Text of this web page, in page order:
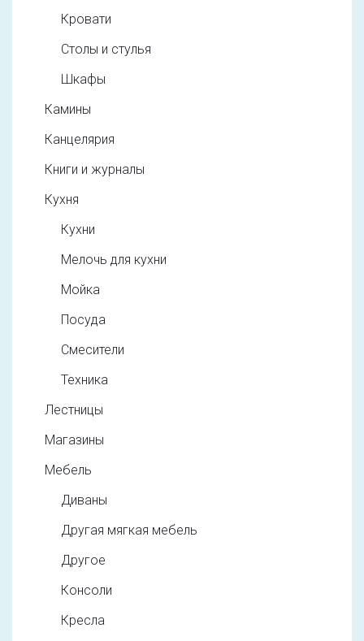
Кровати
Столы и стулья
Шкафы
Камины
Канцелярия
Книги и журналы
Кухня
Кухни
Мелочь для кухни
Мойка
Посуда
Смесители
Техника
Лестницы
Магазины
Мебель
Диваны
Другая мягкая мебель
Другое
Консоли
Кресла